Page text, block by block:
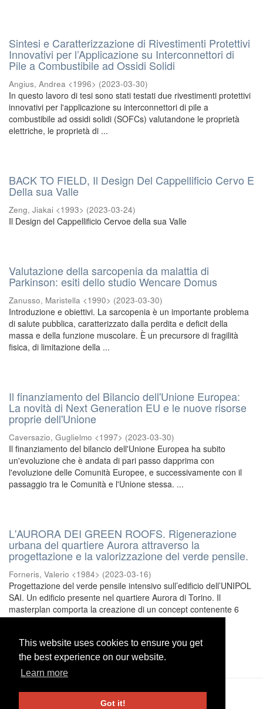
This website uses cookies to ensure you get
the best experience on our website.
Learn more
Got it!
This website uses cookies to ensure you get
the best experience on our website.
Learn more
Got it!
Sintesi e Caratterizzazione di Rivestimenti Protettivi
Innovativi per l’Applicazione su Interconnettori di
Pile a Combustibile ad Ossidi Solidi
Angius, Andrea <1996> (2023-03-30)
In questo lavoro di tesi sono stati testati due rivestimenti protettivi
innovativi per l'applicazione su interconnettori di pile a
combustibile ad ossidi solidi (SOFCs) valutandone le proprietà
elettriche, le proprietà di ...
BACK TO FIELD, Il Design Del Cappellificio Cervo E
Della sua Valle
Zeng, Jiakai <1993> (2023-03-24)
Il Design del Cappellificio Cervoe della sua Valle
Valutazione della sarcopenia da malattia di
Parkinson: esiti dello studio Wencare Domus
Zanusso, Maristella <1990> (2023-03-30)
Introduzione e obiettivi. La sarcopenia è un importante problema
di salute pubblica, caratterizzato dalla perdita e deficit della
massa e della funzione muscolare. È un precursore di fragilità
fisica, di limitazione della ...
Il finanziamento del Bilancio dell'Unione Europea:
La novità di Next Generation EU e le nuove risorse
proprie dell'Unione
Caversazio, Guglielmo <1997> (2023-03-30)
Il finanziamento del bilancio dell'Unione Europea ha subito
un'evoluzione che è andata di pari passo dapprima con
l'evoluzione delle Comunità Europee, e successivamente con il
passaggio tra le Comunità e l'Unione stessa. ...
L'AURORA DEI GREEN ROOFS. Rigenerazione
urbana del quartiere Aurora attraverso la
progettazione e la valorizzazione del verde pensile.
Forneris, Valerio <1984> (2023-03-16)
Progettazione del verde pensile intensivo sull’edificio dell’UNIPOL
SAI. Un edificio presente nel quartiere Aurora di Torino. Il
masterplan comporta la creazione di un concept contenente 6
aree: area bel vedere, area relax, ...
1 . . . 5 . . .